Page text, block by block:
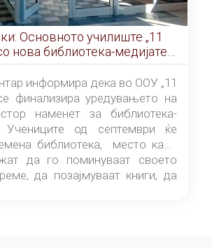
Основното училиште „11
нова библиотека-медијатека
информира дека во ООУ „11
финализира уредувањето на
наменет за библиотека-
Учениците од септември ќе
библиотека, место каде
да го поминуваат своето
да позајмуваат книги, да